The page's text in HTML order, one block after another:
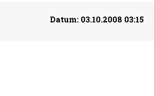
Datum:03.10.2008 03:15